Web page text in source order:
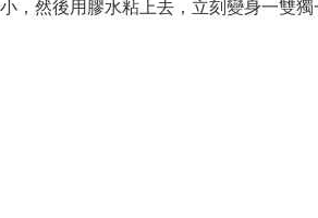
，然後用膠水粘上去，立刻變身一雙獨